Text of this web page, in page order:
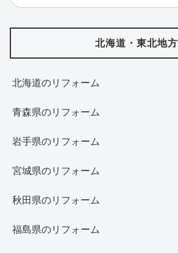
北海道・東北地方
北海道‎のリフォーム
青森県のリフォーム
岩手県のリフォーム
宮城県のリフォーム
秋田県のリフォーム
福島県のリフォーム